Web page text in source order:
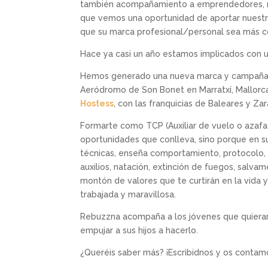
también acompañamiento a
que vemos una oportunidad de aportar
que su marca profesional/personal sea más
Hace ya casi un año estamos implicados
Hemos generado una nueva marca y
Aeródromo de Son Bonet en Marratxí,
Hostess, con las franquicias de Baleares y
Formarte como TCP (Auxiliar de vuelo o
oportunidades que conlleva, sino porque en
técnicas, enseña comportamiento,
auxilios, natación, extinción de fuegos,
montón de valores que te curtirán en la vida
trabajada y maravillosa.
Rebuzzna acompaña a los jóvenes que
empujar a sus hijos a hacerlo.
¿Queréis saber más? ¡Escribidnos y os